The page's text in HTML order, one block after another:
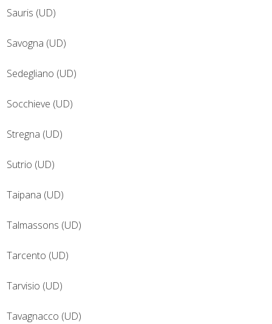
Sauris (UD)
Savogna (UD)
Sedegliano (UD)
Socchieve (UD)
Stregna (UD)
Sutrio (UD)
Taipana (UD)
Talmassons (UD)
Tarcento (UD)
Tarvisio (UD)
Tavagnacco (UD)